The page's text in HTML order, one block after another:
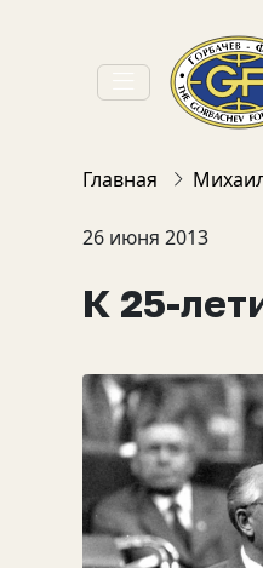
Главная
26 июня 2013
К 25-